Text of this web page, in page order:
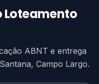
Loteamento
ABNT e entrega
Campo Largo.